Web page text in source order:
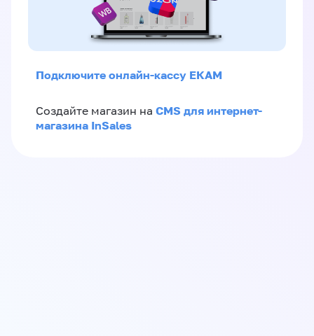
Подключите онлайн-кассу ЕКАМ
Создайте магазин на CMS для интернет-
магазина InSales